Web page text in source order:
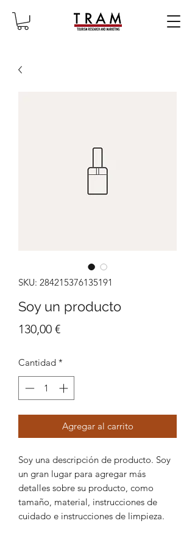
SKU: 284215376135191
Soy un producto
130,00 €Precio
Cantidad *
Agregar al carrito
Soy una descripción de producto. Soy
un gran lugar para agregar más
detalles sobre su producto, como
tamaño, material, instrucciones de
cuidado e instrucciones de limpieza.